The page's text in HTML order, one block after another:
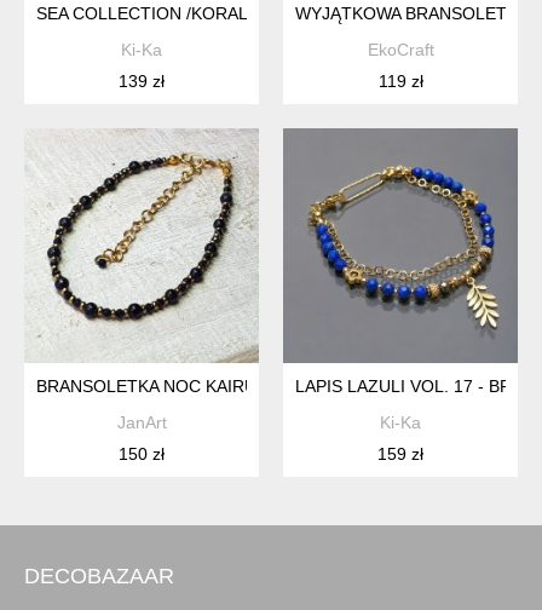
SEA COLLECTION /KORAL BLUE/ 24.04.25/ BRANSOLETKA
Ki-Ka
139 zł
WYJĄTKOWA BRANSOLETKA
EkoCraft
119 zł
BRANSOLETKA NOC KAIRU ( B32)
JanArt
150 zł
LAPIS LAZULI VOL. 17 -
Ki-Ka
159 zł
DECOBAZAAR